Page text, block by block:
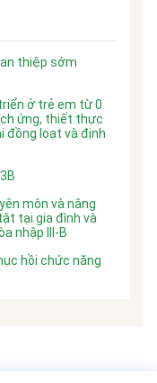
thiệp sớm
ở trẻ em từ 0
ứng, thiết thực
đồng loạt và định
môn và nâng
tại gia đình và
nhập III-B
hồi chức năng